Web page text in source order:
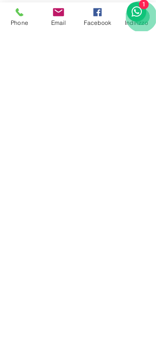
Phone Email Facebook Indirizzo
1